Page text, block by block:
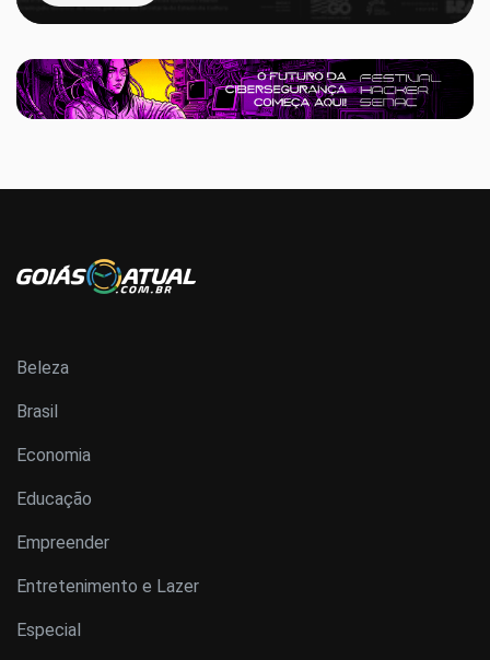
Beleza
Brasil
Economia
Educação
Empreender
Entretenimento e Lazer
Especial